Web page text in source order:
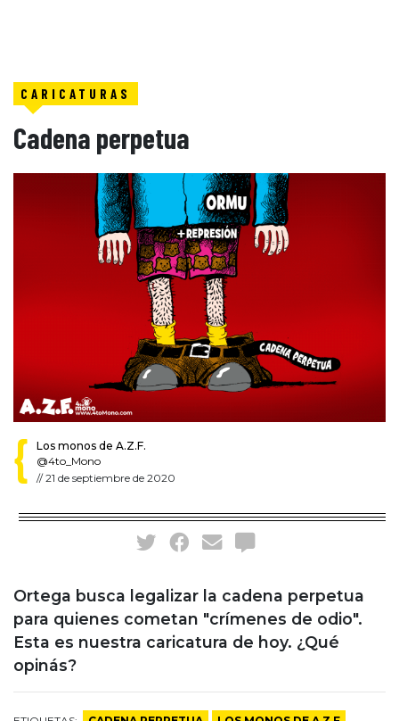
CARICATURAS
Cadena perpetua
Los monos de A.Z.F.
@4to_Mono
//21 de septiembre de 2020
Ortega busca legalizar la cadena perpetua
para quienes cometan "crímenes de odio".
Esta es nuestra caricatura de hoy. ¿Qué
opinás?